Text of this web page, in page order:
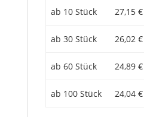
ab 10 Stück 27,15 €
ab 30 Stück 26,02 €
ab 60 Stück 24,89 €
ab 100 Stück 24,04 €